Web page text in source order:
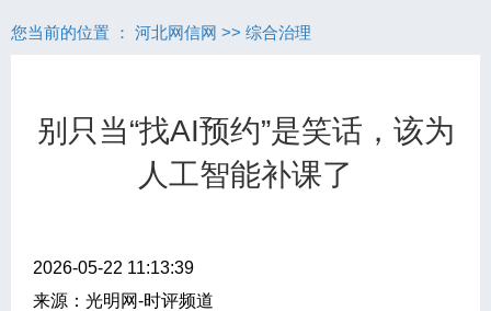
您当前的位置 ： 河北网信网 >> 综合治理
别只当“找AI预约”是笑话，该为
人工智能补课了
2026-05-22 11:13:39
来源：光明网-时评频道